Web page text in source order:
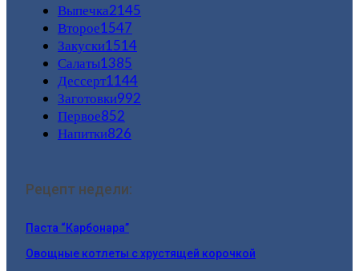
Выпечка2145
Второе1547
Закуски1514
Салаты1385
Дессерт1144
Заготовки992
Первое852
Напитки826
Рецепт недели:
Паста “Карбонара”
Овощные котлеты с хрустящей корочкой